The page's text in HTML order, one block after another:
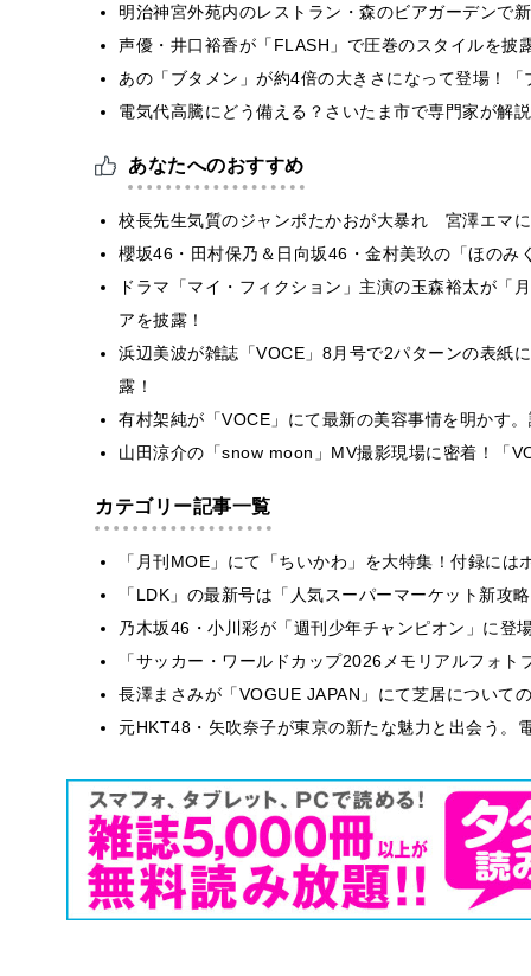
明治神宮外苑内のレストラン・森のビアガーデンで
声優・井口裕香が「FLASH」で圧巻のスタイルを
あの「ブタメン」が約4倍の大きさになって登場！
電気代高騰にどう備える？さいたま市で専門家が解
あなたへのおすすめ
校長先生気質のジャンボたかおが大暴れ 宮澤エマ
櫻坂46・田村保乃＆日向坂46・金村美玖の「ほのみ
ドラマ「マイ・フィクション」主演の玉森裕太が「
アを披露！
浜辺美波が雑誌「VOCE」8月号で2パターンの表紙
露！
有村架純が「VOCE」にて最新の美容事情を明かす
山田涼介の「snow moon」MV撮影現場に密着！「
カテゴリー記事一覧
「月刊MOE」にて「ちいかわ」を大特集！付録に
「LDK」の最新号は「人気スーパーマーケット新
乃木坂46・小川彩が「週刊少年チャンピオン」に
「サッカー・ワールドカップ2026メモリアルフォ
長澤まさみが「VOGUE JAPAN」にて芝居について
元HKT48・矢吹奈子が東京の新たな魅力と出会う